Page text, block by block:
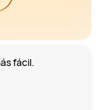
fácil.